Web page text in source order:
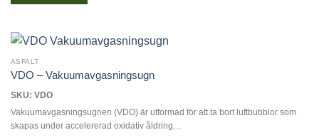
ASFALT
VDO – Vakuumavgasningsugn
SKU: VDO
Vakuumavgasningsugnen (VDO) är utformad för att ta bort luftbubblor som
skapas under accelererad oxidativ åldring…